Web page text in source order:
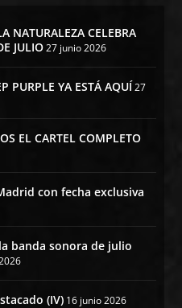
NATURALEZA CELEBRA
JULIO 27 junio 2026
PURPLE YA ESTÁ AQUÍ27
EL CARTEL COMPLETO
con fecha exclusiva
la banda sonora de julio
(IV) 16 junio 2026